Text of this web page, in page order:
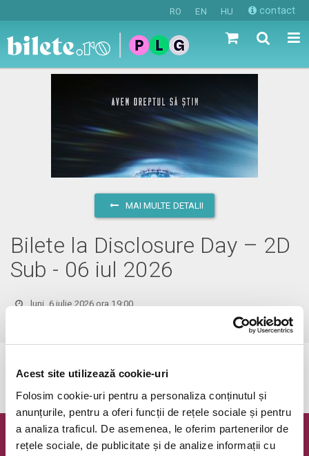
Acest site utilizează cookie-uri
Folosim cookie-uri pentru a personaliza conținutul și
anunțurile, pentru a oferi funcții de rețele sociale și pentru
a analiza traficul. De asemenea, le oferim partenerilor de
rețele sociale, de publicitate și de analize informații cu
RO EN HU contact
MAI MULTE DETALII
Bilete la Disclosure Day – 2D
Sub - 06 iul 2026
luni, 6 iulie 2026 ora 19:00
vezi pe harta
Evenimentul a expirat.
Newsletter @ Bilete.ro